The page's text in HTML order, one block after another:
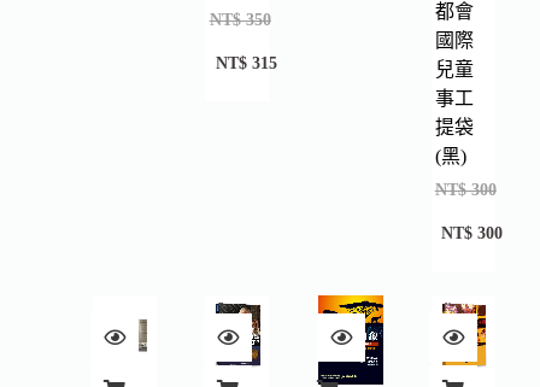
NT$350
NT$315
都會
國際
兒童
事工
提袋
(黑)
NT$300
NT$300